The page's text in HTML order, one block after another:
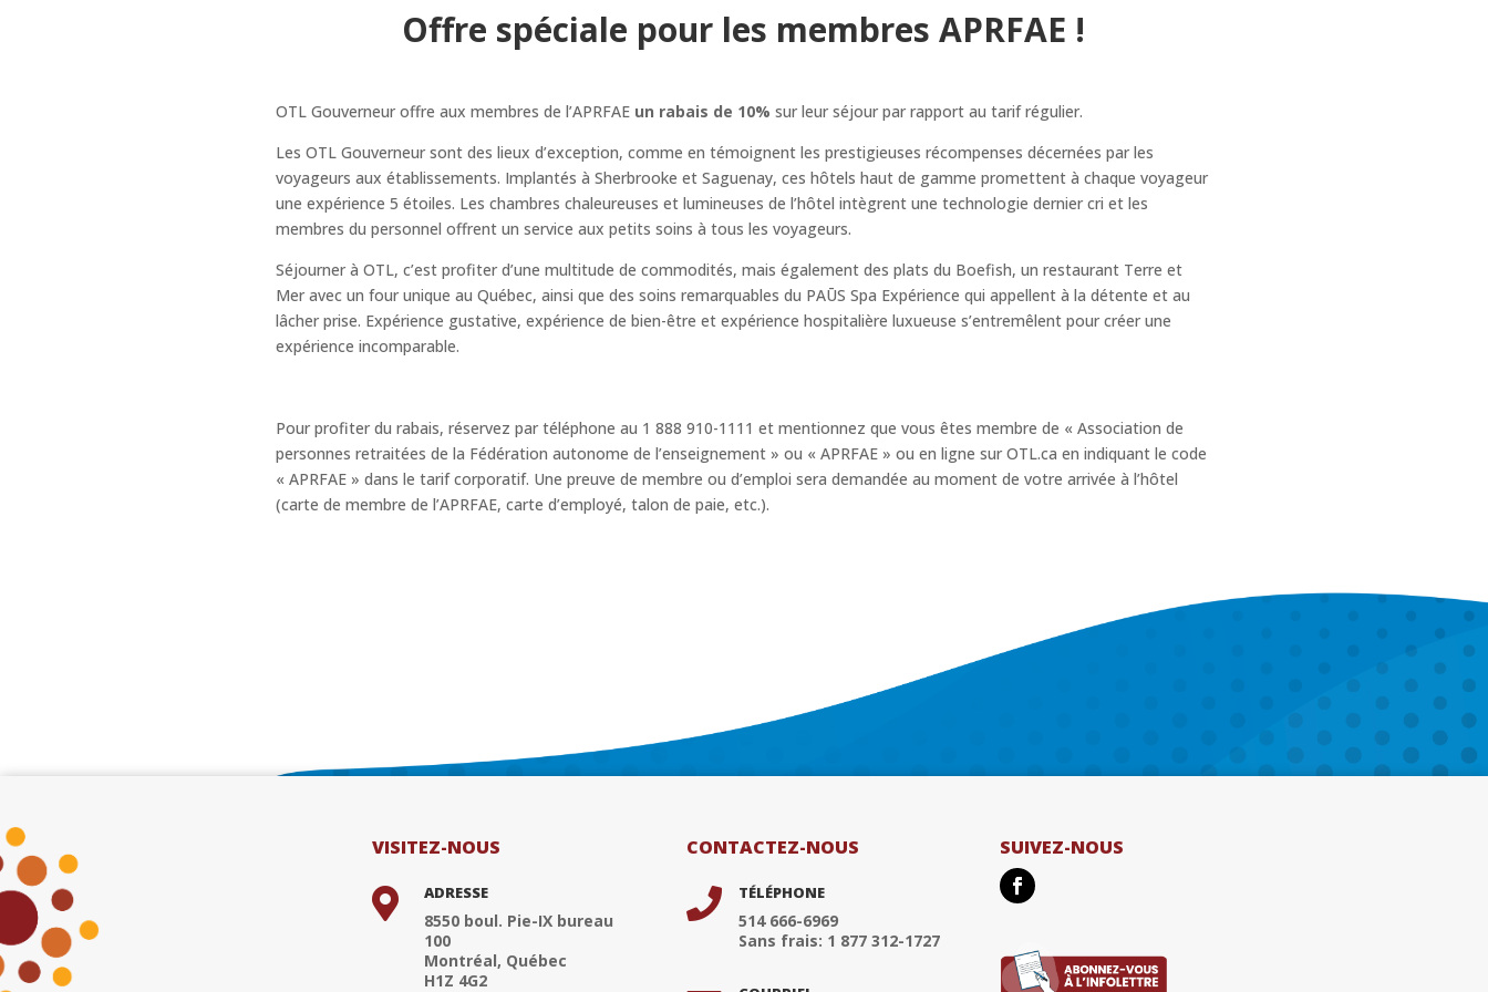
Offre spéciale pour les membres APRFAE !
OTL Gouverneur offre aux membres de l’APRFAE un rabais de 10% sur leur séjour par rapport au tarif régulier.
Les OTL Gouverneur sont des lieux d’exception, comme en témoignent les prestigieuses récompenses décernées par les
voyageurs aux établissements. Implantés à Sherbrooke et Saguenay, ces hôtels haut de gamme promettent à chaque voyageur
une expérience 5 étoiles. Les chambres chaleureuses et lumineuses de l’hôtel intègrent une technologie dernier cri et les
membres du personnel offrent un service aux petits soins à tous les voyageurs.
Séjourner à OTL, c’est profiter d’une multitude de commodités, mais également des plats du Boefish, un restaurant Terre et
Mer avec un four unique au Québec, ainsi que des soins remarquables du PAŪS Spa Expérience qui appellent à la détente et au
lâcher prise. Expérience gustative, expérience de bien-être et expérience hospitalière luxueuse s’entremêlent pour créer une
expérience incomparable.
Pour profiter du rabais, réservez par téléphone au 1 888 910-1111 et mentionnez que vous êtes membre de « Association de
personnes retraitées de la Fédération autonome de l’enseignement » ou « APRFAE » ou en ligne sur OTL.ca en indiquant le code
« APRFAE » dans le tarif corporatif. Une preuve de membre ou d’emploi sera demandée au moment de votre arrivée à l’hôtel
(carte de membre de l’APRFAE, carte d’employé, talon de paie, etc.).
VISITEZ-NOUS
 ADRESSE
8550 boul. Pie-IX bureau
100
Montréal, Québec
H1Z 4G2
CONTACTEZ-NOUS
 TÉLÉPHONE
514 666-6969
Sans frais: 1 877 312-1727
SUIVEZ-NOUS